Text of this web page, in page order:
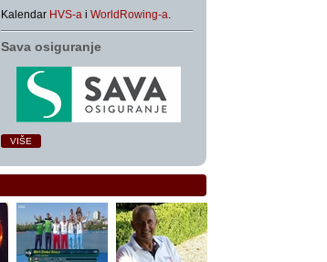
Kalendar HVS-a i WorldRowing-a.
Sava osiguranje
VIŠE